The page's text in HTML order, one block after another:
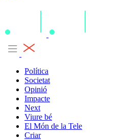
Política
Societat
Opinió
Impacte
Next
Viure bé
El Món de la Tele
Criar